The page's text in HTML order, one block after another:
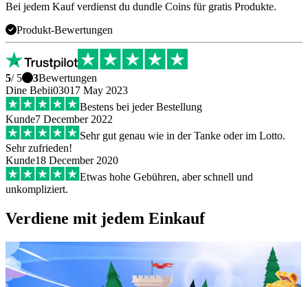
Bei jedem Kauf verdienst du dundle Coins für gratis Produkte.
Produkt-Bewertungen
5/ 5 3Bewertungen
Dine Bebii0301 7 May 2023
Bestens bei jeder Bestellung
Kunde7 December 2022
Sehr gut genau wie in der Tanke oder im Lotto.
Sehr zufrieden!
Kunde18 December 2020
Etwas hohe Gebühren, aber schnell und
unkompliziert.
Verdiene mit jedem Einkauf